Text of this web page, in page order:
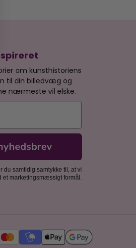
om kunsthistoriens
til din billedvæg og
nærmeste vil elske.
du samtidig samtykke til, at vi
et marketingsmæssigt formål.